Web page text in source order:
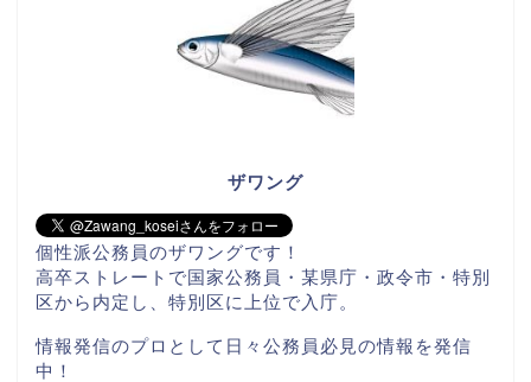
ザワング
個性派公務員のザワングです！
高卒ストレートで国家公務員・某県庁・政令市・特別
区から内定し、特別区に上位で入庁。
情報発信のプロとして日々公務員必見の情報を発信
中！